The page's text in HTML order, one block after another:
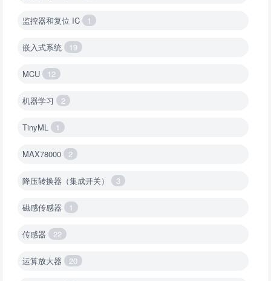
监控器和复位 IC 1
嵌入式系统 19
MCU 12
机器学习 2
TinyML 1
MAX78000 2
降压转换器（集成开关） 3
磁感传感器 1
传感器 22
运算放大器 20